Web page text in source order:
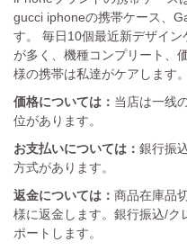
gucci iphoneの携帯ケース、
す。 毎日10個最近新デザイ
が多く、機種コンプリート、
様の携帯は私達がケアします。
価格については： 当店は一线
位があります。
お支払いについては： 銀行振
方式があります。
返金については： 商品在庫品
様に返金します。銀行振込/ク
ポートします。